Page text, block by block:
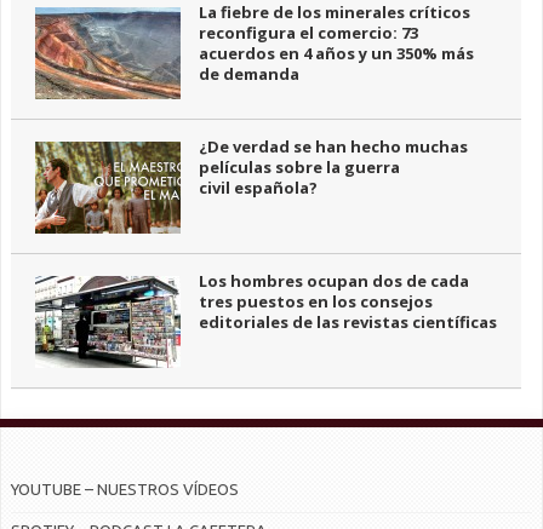
La fiebre de los minerales críticos
reconfigura el comercio: 73
acuerdos en 4 años y un 350% más
de demanda
¿De verdad se han hecho muchas
películas sobre la guerra
civil española?
Los hombres ocupan dos de cada
tres puestos en los consejos
editoriales de las revistas científicas
YOUTUBE – NUESTROS VÍDEOS